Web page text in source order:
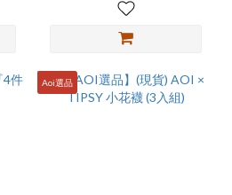
Aoi選品